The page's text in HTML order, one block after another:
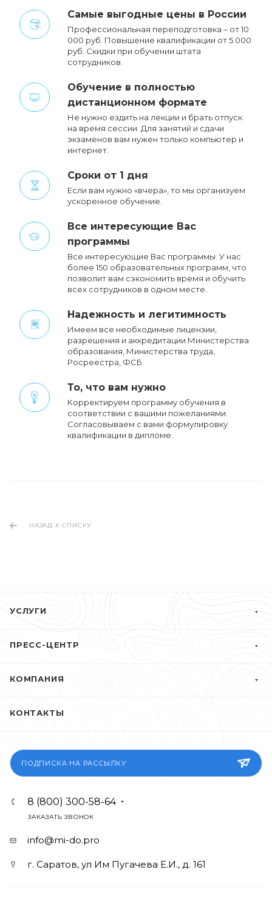
Cамые выгодные цены в России
Профессиональная переподготовка – от 10
000 руб. Повышение квалификации от 5 000
руб. Cкидки при обучении штата
сотрудников.
Обучение в полностью
дистанционном формате
Не нужно ездить на лекции и брать отпуск
на время сессии. Для занятий и сдачи
экзаменов вам нужен только компьютер и
интернет.
Сроки от 1 дня
Если вам нужно «вчера», то мы организуем
ускоренное обучение.
Все интересующие Вас
программы
Все интересующие Вас программы. У нас
более 150 образовательных программ, что
позволит вам сэкономить время и обучить
всех сотрудников в одном месте.
Надежность и легитимность
Имеем все необходимые лицензии,
разрешения и аккредитации Министерства
образования, Министерства труда,
Росреестра, ФСБ.
То, что вам нужно
Корректируем программу обучения в
соответствии с вашими пожеланиями.
Cогласовываем с вами формулировку
квалификации в дипломе.
НАЗАД К СПИСКУ
УСЛУГИ
ПРЕСС-ЦЕНТР
КОМПАНИЯ
КОНТАКТЫ
ПОДПИСКА НА РАССЫЛКУ
8 (800) 300-58-64
ЗАКАЗАТЬ ЗВОНОК
info@mi-do.pro
г. Саратов, ул Им Пугачева Е.И., д. 161